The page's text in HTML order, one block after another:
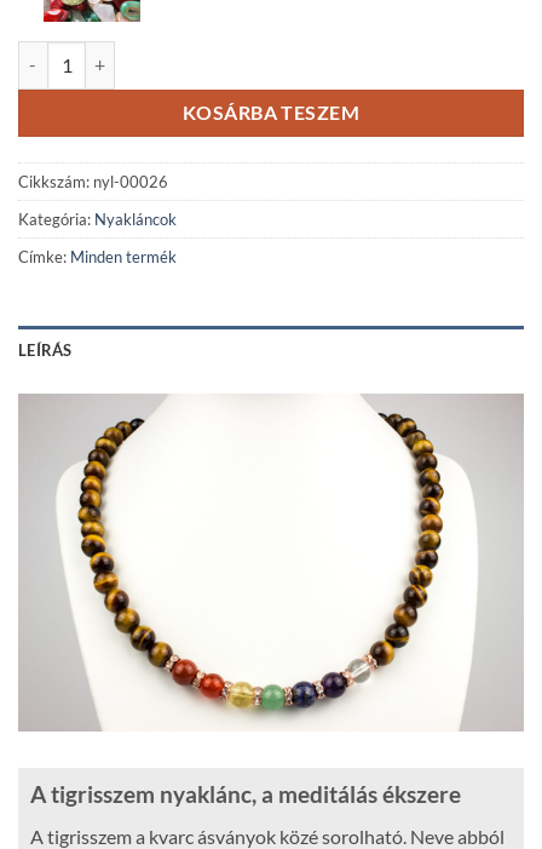
KOSÁRBA TESZEM
Cikkszám: nyl-00026
Kategória: Nyakláncok
Címke: Minden termék
LEÍRÁS
A tigrisszem nyaklánc, a meditálás ékszere
A tigrisszem a kvarc ásványok közé sorolható. Neve abból